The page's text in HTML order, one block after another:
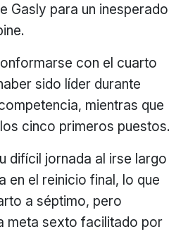
Gasly para un inesperado
con el cuarto
sido líder durante
mientras que
cinco primeros puestos.
difícil jornada al irse largo
en el reinicio final, lo que
a séptimo, pero
meta sexto facilitado por